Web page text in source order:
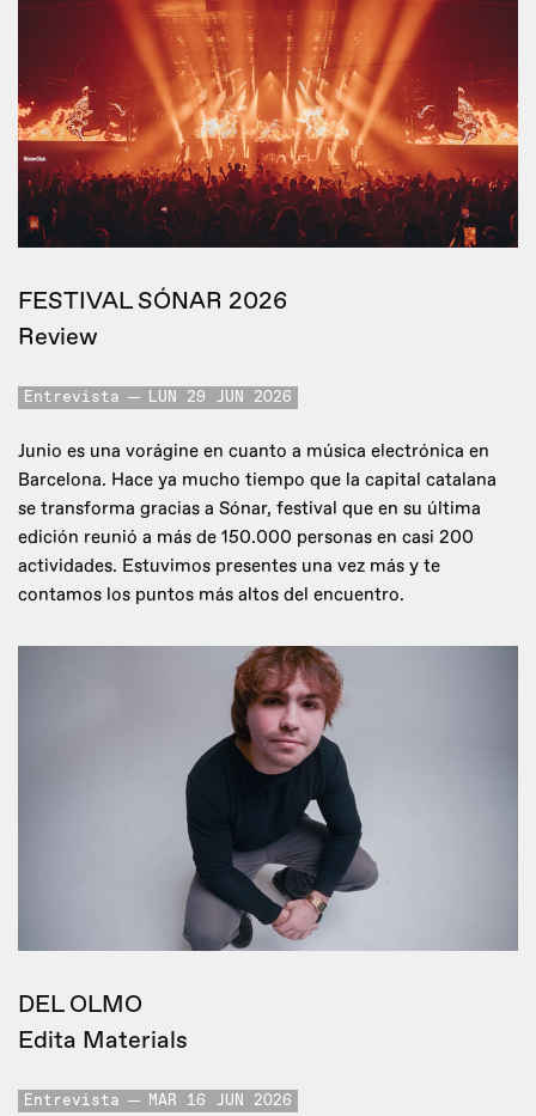
FESTIVAL SÓNAR 2026
Review
Entrevista LUN 29 JUN 2026
Junio es una vorágine en cuanto a música electrónica en
Barcelona. Hace ya mucho tiempo que la capital catalana
se transforma gracias a Sónar, festival que en su última
edición reunió a más de 150.000 personas en casi 200
actividades. Estuvimos presentes una vez más y te
contamos los puntos más altos del encuentro.
DEL OLMO
Edita Materials
Entrevista MAR 16 JUN 2026